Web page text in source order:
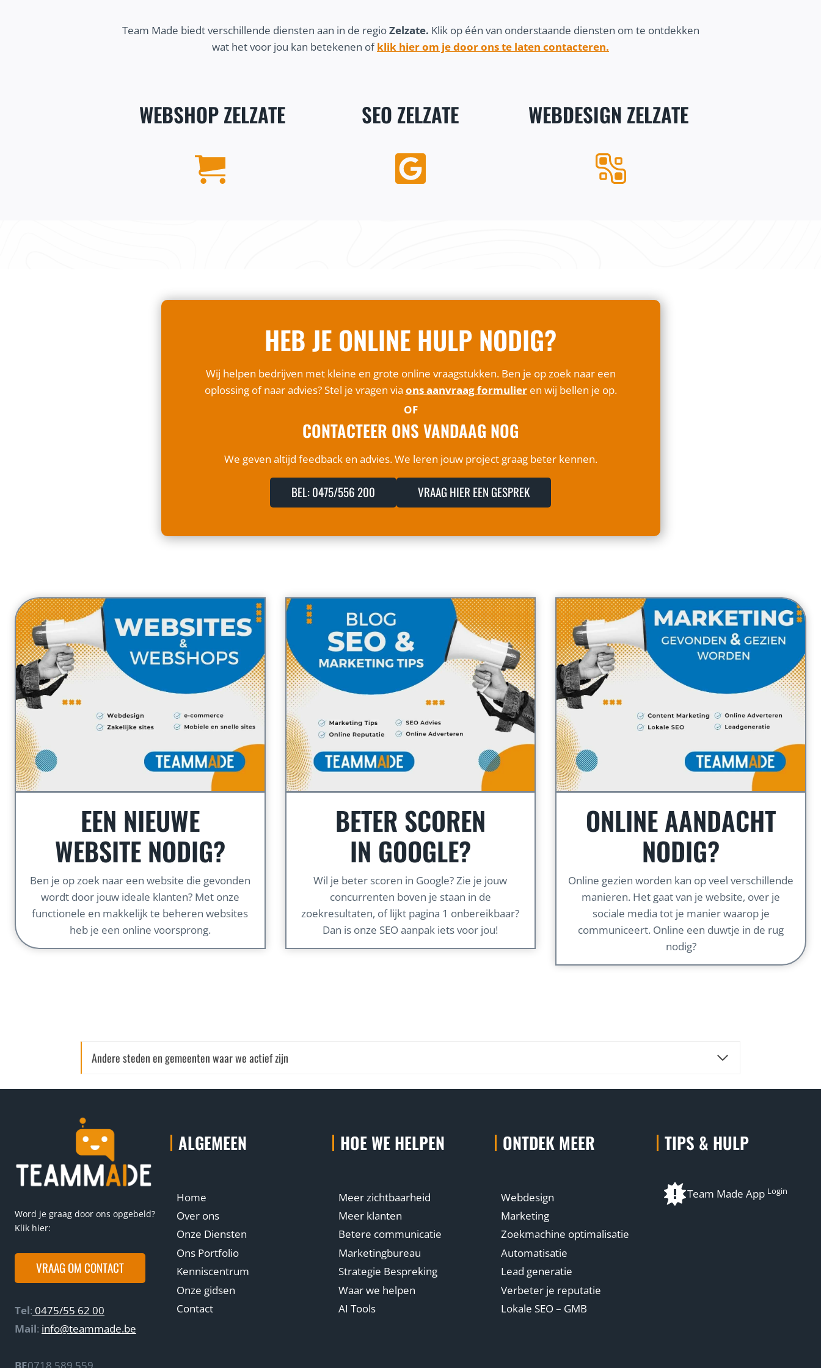
Team Made biedt verschillende diensten aan in de regioZelzate. Klik op één van onderstaande diensten om te ontdekken
wat het voor jou kan betekenen ofklik hier om je door ons te laten contacteren.
WEBSHOP ZELZATE SEO ZELZATE WEBDESIGN ZELZATE
HEB JE ONLINE HULP NODIG?
Wij helpen bedrijven met kleine en grote online vraagstukken. Ben je op zoek naar een
oplossing of naar advies? Stel je vragen via ons aanvraag formulieren wij bellen je op.
OF
CONTACTEER ONS VANDAAG NOG
We geven altijd feedback en advies. We leren jouw project graag beter kennen.
BEL: 0475/556 200 VRAAG HIER EEN GESPREK
EEN NIEUWE
WEBSITE NODIG?
Ben je op zoek naar een website die gevonden
wordt door jouw ideale klanten? Met onze
functionele en makkelijk te beheren websites
heb je een online voorsprong.
BETER SCOREN
IN GOOGLE?
Wil je beter scoren in Google? Zie je jouw
concurrenten boven je staan in de
zoekresultaten, of lijkt pagina 1 onbereikbaar?
Dan is onze SEO aanpak iets voor jou!
ONLINE AANDACHT
NODIG?
Online gezien worden kan op veel verschillende
manieren. Het gaat van je website, over je
sociale media tot je manier waarop je
communiceert. Online een duwtje in de rug
nodig?
Andere steden en gemeenten waar we actief zijn
Word je graag door ons opgebeld?
Klik hier:
VRAAG OM CONTACT
Tel: 0475/55 62 00
Mail: info@teammade.be
ALGEMEEN
Home
Over ons
Onze Diensten
Ons Portfolio
Kenniscentrum
Onze gidsen
Contact
HOE WE HELPEN
Meer zichtbaarheid
Meer klanten
Betere communicatie
Marketingbureau
Strategie Bespreking
Waar we helpen
AI Tools
ONTDEK MEER
Webdesign
Marketing
Zoekmachine optimalisatie
Automatisatie
Lead generatie
Verbeter je reputatie
Lokale SEO – GMB
TIPS & HULP
Team Made App Login